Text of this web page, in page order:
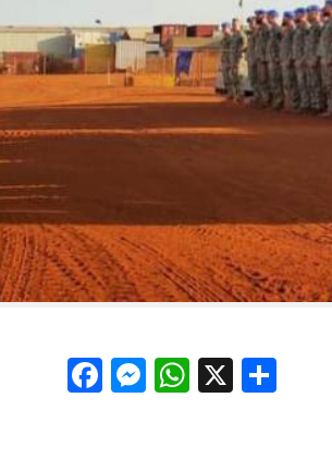
Facebook
Messenger
WhatsApp
X